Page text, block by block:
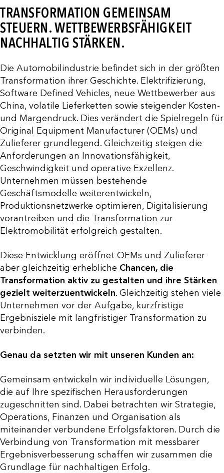
TRANSFORMATION GEMEINSAM
STEUERN. WETTBEWERBSFÄHIGKEIT
NACHHALTIG STÄRKEN.
Die Automobilindustrie befindet sich in der größten
Transformation ihrer Geschichte. Elektrifizierung,
Software Defined Vehicles, neue Wettbewerber aus
China, volatile Lieferketten sowie steigender Kosten-
und Margendruck. Dies verändert die Spielregeln für
Original Equipment Manufacturer (OEMs) und
Zulieferer grundlegend. Gleichzeitig steigen die
Anforderungen an Innovationsfähigkeit,
Geschwindigkeit und operative Exzellenz.
Unternehmen müssen bestehende
Geschäftsmodelle weiterentwickeln,
Produktionsnetzwerke optimieren, Digitalisierung
vorantreiben und die Transformation zur
Elektromobilität erfolgreich gestalten.
Diese Entwicklung eröffnet OEMs und Zulieferer
aber gleichzeitig erhebliche Chancen, die
Transformation aktiv zu gestalten und ihre Stärken
gezielt weiterzuentwickeln. Gleichzeitig stehen viele
Unternehmen vor der Aufgabe, kurzfristige
Ergebnisziele mit langfristiger Transformation zu
verbinden.
Genau da setzten wir mit unseren Kunden an:
Gemeinsam entwickeln wir individuelle Lösungen,
die auf Ihre spezifischen Herausforderungen
zugeschnitten sind. Dabei betrachten wir Strategie,
Operations, Finanzen und Organisation als
miteinander verbundene Erfolgsfaktoren. Durch die
Verbindung von Transformation mit messbarer
Ergebnisverbesserung schaffen wir zusammen die
Grundlage für nachhaltigen Erfolg.